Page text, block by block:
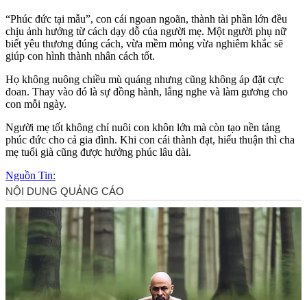
“Phúc đức tại mẫu”, con cái ngoan ngoãn, thành tài phần lớn đều
chịu ảnh hưởng từ cách dạy dỗ của người mẹ. Một người phụ nữ
biết yêu thương đúng cách, vừa mềm mỏng vừa nghiêm khắc sẽ
giúp con hình thành nhân cách tốt.
Họ không nuông chiều mù quáng nhưng cũng không áp đặt cực
đoan. Thay vào đó là sự đồng hành, lắng nghe và làm gương cho
con mỗi ngày.
Người mẹ tốt không chỉ nuôi con khôn lớn mà còn tạo nền tảng
phúc đức cho cả gia đình. Khi con cái thành đạt, hiếu thuận thì cha
mẹ tuổi già cũng được hưởng phúc lâu dài.
Nguồn Tin: